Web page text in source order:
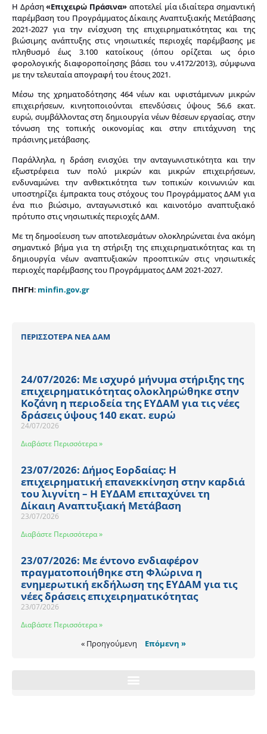
Η Δράση«Επιχειρώ Πράσινα» αποτελεί μία ιδιαίτερα σημαντική
παρέμβαση του Προγράμματος Δίκαιης Αναπτυξιακής Μετάβασης
2021-2027 για την ενίσχυση της επιχειρηματικότητας και της
βιώσιμης ανάπτυξης στις νησιωτικές περιοχές παρέμβασης με
πληθυσμό έως 3.100 κατοίκους (όπου ορίζεται ως όριο
φορολογικής διαφοροποίησης βάσει του ν.4172/2013), σύμφωνα
με την τελευταία απογραφή του έτους 2021.
Μέσω της χρηματοδότησης 464 νέων και υφιστάμενων μικρών
επιχειρήσεων, κινητοποιούνται επενδύσεις ύψους 56,6 εκατ.
ευρώ, συμβάλλοντας στη δημιουργία νέων θέσεων εργασίας, στην
τόνωση της τοπικής οικονομίας και στην επιτάχυνση της
πράσινης μετάβασης.
Παράλληλα, η δράση ενισχύει την ανταγωνιστικότητα και την
εξωστρέφεια των πολύ μικρών και μικρών επιχειρήσεων,
ενδυναμώνει την ανθεκτικότητα των τοπικών κοινωνιών και
υποστηρίζει έμπρακτα τους στόχους του Προγράμματος ΔΑΜ για
ένα πιο βιώσιμο, ανταγωνιστικό και καινοτόμο αναπτυξιακό
πρότυπο στις νησιωτικές περιοχές ΔΑΜ.
Με τη δημοσίευση των αποτελεσμάτων ολοκληρώνεται ένα ακόμη
σημαντικό βήμα για τη στήριξη της επιχειρηματικότητας και τη
δημιουργία νέων αναπτυξιακών προοπτικών στις νησιωτικές
περιοχές παρέμβασης του Προγράμματος ΔΑΜ 2021-2027.
ΠΗΓΗ: minfin.gov.gr
ΠΕΡΙΣΣΟΤΕΡΑ ΝΕΑ ΔΑΜ
24/07/2026: Με ισχυρό μήνυμα στήριξης της
επιχειρηματικότητας ολοκληρώθηκε στην
Κοζάνη η περιοδεία της ΕΥΔΑΜ για τις νέες
δράσεις ύψους 140 εκατ. ευρώ
24/07/2026
Διαβάστε Περισσότερα »
23/07/2026: Δήμος Εορδαίας: Η
επιχειρηματική επανεκκίνηση στην καρδιά
του λιγνίτη – Η ΕΥΔΑΜ επιταχύνει τη
Δίκαιη Αναπτυξιακή Μετάβαση
23/07/2026
Διαβάστε Περισσότερα »
23/07/2026: Με έντονο ενδιαφέρον
πραγματοποιήθηκε στη Φλώρινα η
ενημερωτική εκδήλωση της ΕΥΔΑΜ για τις
νέες δράσεις επιχειρηματικότητας
23/07/2026
Διαβάστε Περισσότερα »
« Προηγούμενη Επόμενη »